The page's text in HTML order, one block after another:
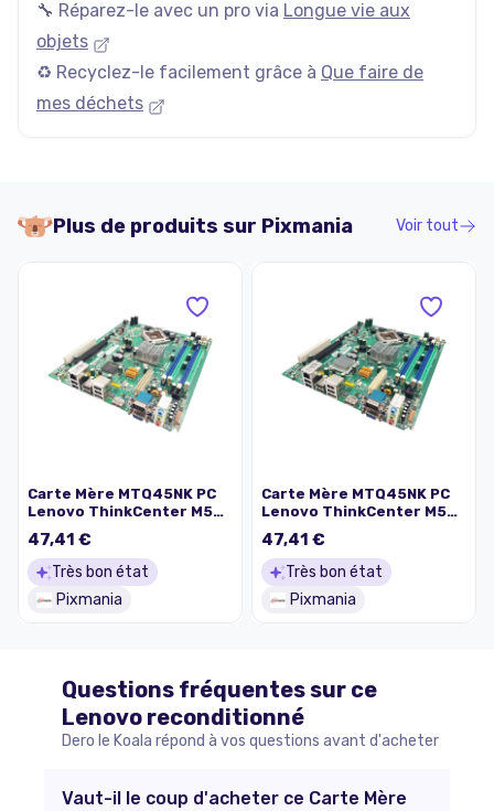
🔧 Réparez-le avec un pro via Longue vie aux
objets
♻️ Recyclez-le facilement grâce à Que faire de
mes déchets
Plus de produits sur Pixmania Voir tout
Carte Mère MTQ45NK PC
Lenovo ThinkCenter M58
03T7032 - Très bon état
47,41 €
Très bon état
Pixmania
Carte Mère MTQ45NK PC
Lenovo ThinkCenter M58
46R1517 - Très bon état
47,41 €
Très bon état
Pixmania
Questions fréquentes sur ce
Lenovo reconditionné
Dero le Koala répond à vos questions avant d'acheter
Vaut-il le coup d'acheter ce Carte Mère